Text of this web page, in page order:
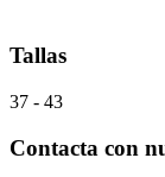
Tallas
37 - 43
Contacta con